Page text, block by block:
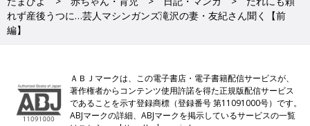
れず産後うつに…芸人マシンガンズ滝沢の妻・友紀さん聞く【前
編】
ＡＢＪマークは、この電子書店・電子書籍配信サービスが、
著作権者からコンテンツ使用許諾を得た正規版配信サービス
であることを示す登録商標（登録番号 第11091000号）です。
ABJマークの詳細、ABJマークを掲示しているサービスの一覧